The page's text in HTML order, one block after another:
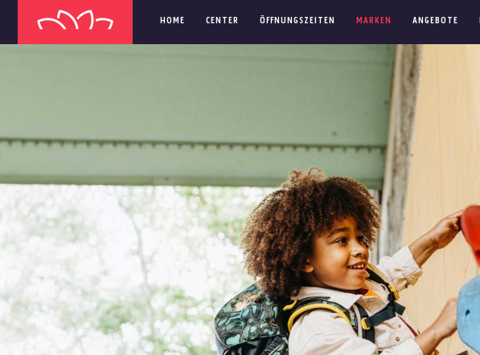
HOME CENTER ÖFFNUNGSZEITEN MARKEN ANGEBOTE